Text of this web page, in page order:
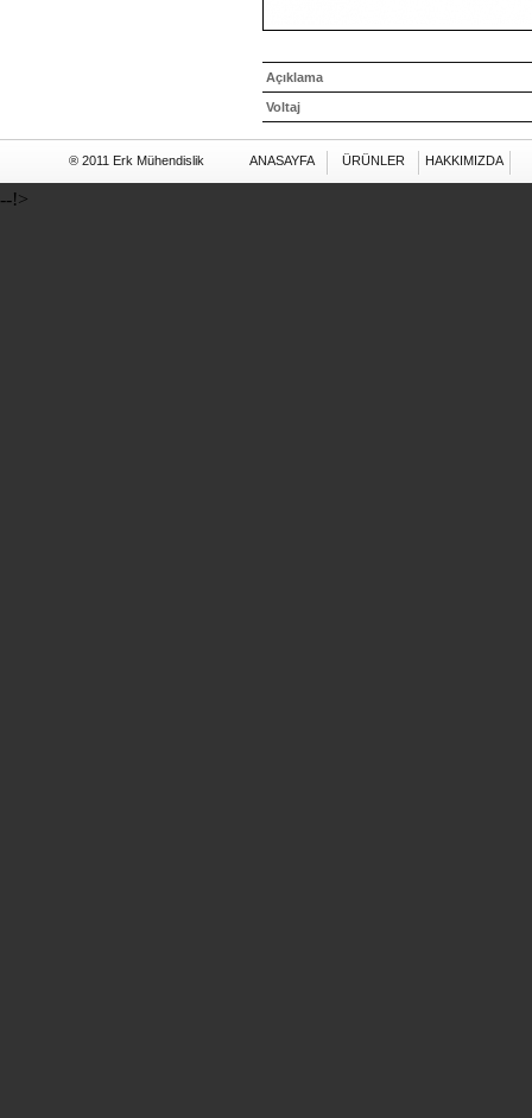
Açıklama
Voltaj
HAKKIMIZDA
ÜRÜNLER
ANASAYFA
® 2011 Erk Mühendislik
--!>